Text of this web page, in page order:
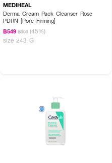
MEDIHEAL
Derma Cream Pack Cleanser Rose
PDRN [Pore Firming]
฿549 ฿999 (45%)
size 243 G